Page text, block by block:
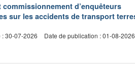
d’enquêteurs
sur les accidents de transport
: 30-07-2026 Date de publication : 01-08-2026